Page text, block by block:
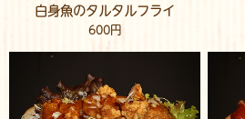
白身魚のタルタルフライ
600円